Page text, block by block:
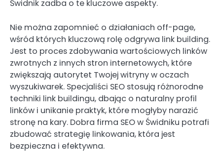
Świdnik zadba o te kluczowe aspekty.
Nie można zapomnieć o działaniach off-page,
wśród których kluczową rolę odgrywa link building.
Jest to proces zdobywania wartościowych linków
zwrotnych z innych stron internetowych, które
zwiększają autorytet Twojej witryny w oczach
wyszukiwarek. Specjaliści SEO stosują różnorodne
techniki link buildingu, dbając o naturalny profil
linków i unikanie praktyk, które mogłyby narazić
stronę na kary. Dobra firma SEO w Świdniku potrafi
zbudować strategię linkowania, która jest
bezpieczna i efektywna.